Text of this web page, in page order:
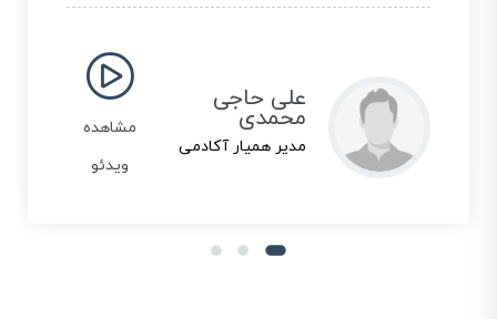
علی حاجی
محمدی
مدیر همیار آکادمی
مشاهده
ویدئو